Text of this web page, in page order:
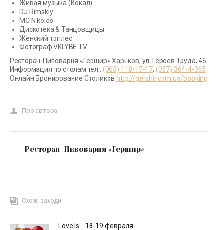
Живая музыка (Вокал)
DJ Rimskiy
МС Nikolas
Дискотека & Танцовщицы
Женский топлес
Фотограф VKLYBE.TV
Ресторан-Пивоварня «Гершир» Харьков, ул. Героев Труда, 46
Информация по столам тел.: (063) 118-17-17; (057) 364-4-365
Онлайн Бронирование Столиков http://gershir.com.ua/booking
Про автора
Ресторан-Пивоварня «Гершир»
Схожі заходи
Love Is… 18-19 февраля